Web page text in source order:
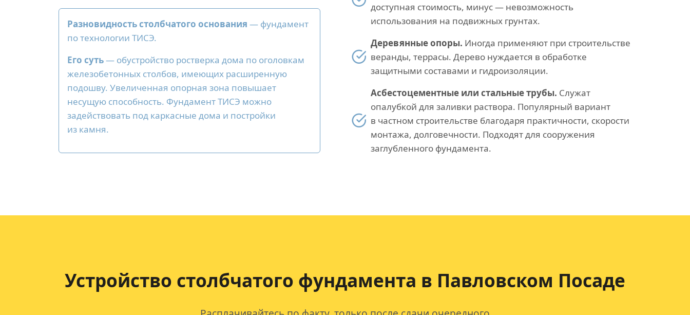
Разновидность столбчатого основания — фундамент
по технологии ТИСЭ.
Его суть— обустройство ростверка дома по оголовкам
железобетонных столбов, имеющих расширенную
подошву. Увеличенная опорная зона повышает
несущую способность. Фундамент ТИСЭ можно
задействовать под каркасные дома и постройки
из камня.
доступная стоимость, минус — невозможность
использования на подвижных грунтах.
Деревянные опоры. Иногда применяют при строительстве
веранды, террасы. Дерево нуждается в обработке
защитными составами и гидроизоляции.
Асбестоцементные или стальные трубы. Служат
опалубкой для заливки раствора. Популярный вариант
в частном строительстве благодаря практичности, скорости
монтажа, долговечности. Подходят для сооружения
заглубленного фундамента.
Устройство столбчатого фундамента в Павловском Посаде